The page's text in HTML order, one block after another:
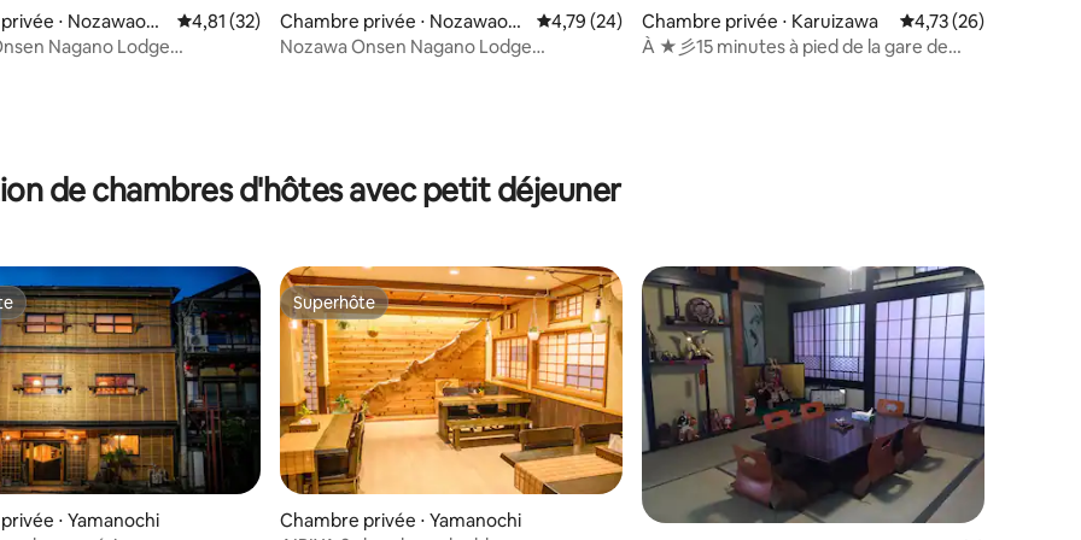
la base de 40 commentaires : 4,95 sur 5
⋅ Nozawaons
Évaluation moyenne sur la base de 32 commentaires : 4,81 sur 5
4,81 (32)
Nagano Lodge
Chambre privée ⋅ Nozawaons
en
Évaluation moyenne sur la base de 24 commentaires : 4,79 sur 5
4,79 (24)
Nozawa Onsen Nagano Lodge
Chambre privée ⋅ Karuizawa Évaluation moyenne
4,73 (26)
À ★彡15 minutes à pied de la gare de
de chambres d'hôtes avec petit déjeuner
sur la base de 5 commentaires : 5 sur 5
⋅ Yamanochi
Superhôte
Superhôte
Chambre privée ⋅ Yamanochi